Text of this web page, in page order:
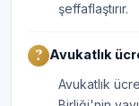
şeffaflaştırır.
Avukatlık
Avukatlık